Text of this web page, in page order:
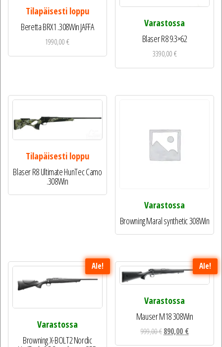
Tilapäisesti loppu
Beretta BRX1 .308Win JAFFA
1990,00€
Varastossa
Blaser R8 9.3×62
3390,00€
Tilapäisesti loppu
Blaser R8 Ultimate HunTec Camo
.308Win
Varastossa
Browning Maral synthetic 308Win
Ale!
Varastossa
Browning X-BOLT2 Nordic
Ale!
Varastossa
Mauser M18 308Win
999,00€ Alkuperäinen
hinta
890,00 €Nykyinen
hinta